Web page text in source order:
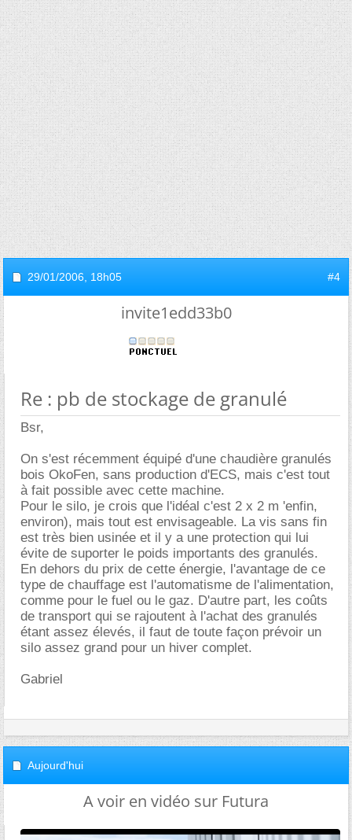
29/01/2006, 18h05 #4
invite1edd33b0
Re : pb de stockage de granulé
Bsr,
On s'est récemment équipé d'une chaudière granulés
bois OkoFen, sans production d'ECS, mais c'est tout
à fait possible avec cette machine.
Pour le silo, je crois que l'idéal c'est 2 x 2 m 'enfin,
environ), mais tout est envisageable. La vis sans fin
est très bien usinée et il y a une protection qui lui
évite de suporter le poids importants des granulés.
En dehors du prix de cette énergie, l'avantage de ce
type de chauffage est l'automatisme de l'alimentation,
comme pour le fuel ou le gaz. D'autre part, les coûts
de transport qui se rajoutent à l'achat des granulés
étant assez élevés, il faut de toute façon prévoir un
silo assez grand pour un hiver complet.
Gabriel
Aujourd'hui
A voir en vidéo sur Futura